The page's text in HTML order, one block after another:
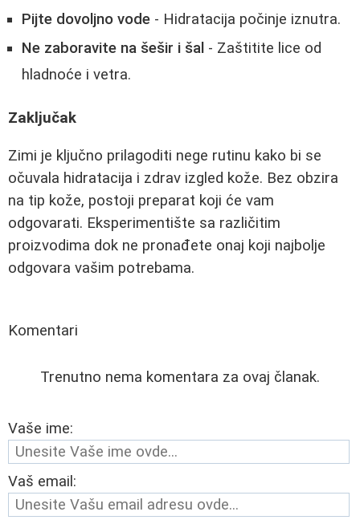
Pijte dovoljno vode - Hidratacija počinje iznutra.
Ne zaboravite na šešir i šal - Zaštitite lice od
hladnoće i vetra.
Zaključak
Zimi je ključno prilagoditi nege rutinu kako bi se
očuvala hidratacija i zdrav izgled kože. Bez obzira
na tip kože, postoji preparat koji će vam
odgovarati. Eksperimentište sa različitim
proizvodima dok ne pronađete onaj koji najbolje
odgovara vašim potrebama.
Komentari
Trenutno nema komentara za ovaj članak.
Vaše ime:
Vaš email: